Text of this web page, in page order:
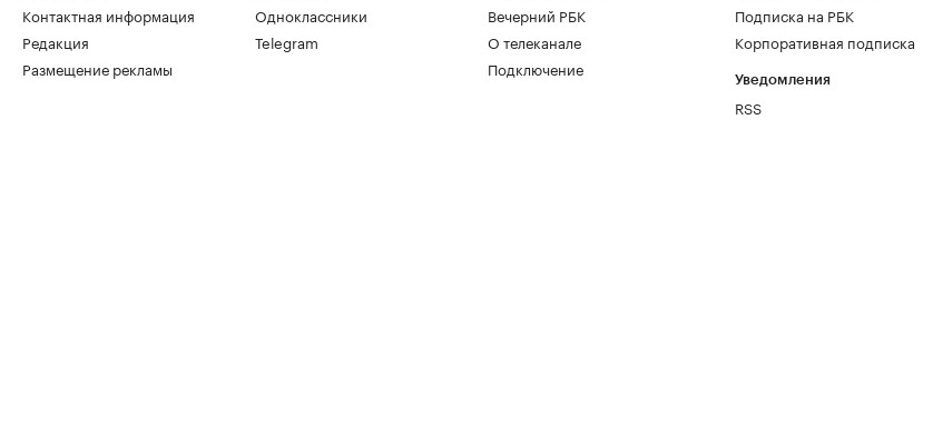
Контактная информация
Редакция
Размещение рекламы
Одноклассники
Telegram
Вечерний РБК
О телеканале
Подключение
Подписка на РБК
Корпоративная подписка
Уведомления
RSS